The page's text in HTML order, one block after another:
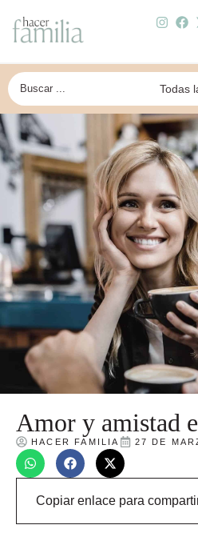
Amor y amistad
HACER FAMILIA 27 DE
Copiar enlace para